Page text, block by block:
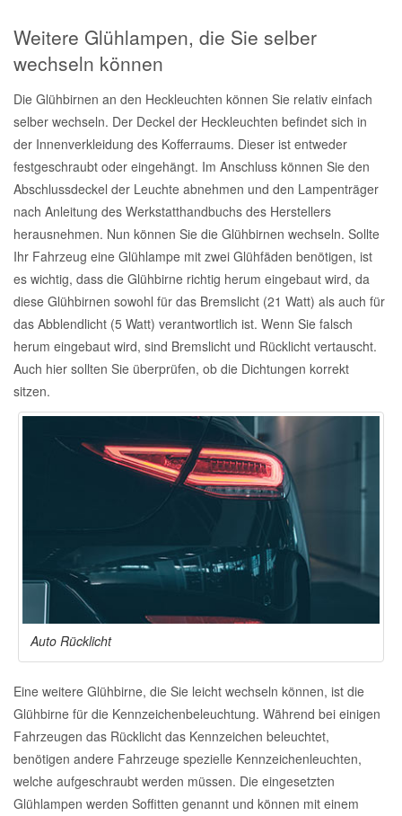
Weitere Glühlampen, die Sie selber
wechseln können
Die Glühbirnen an den Heckleuchten können Sie relativ einfach
selber wechseln. Der Deckel der Heckleuchten befindet sich in
der Innenverkleidung des Kofferraums. Dieser ist entweder
festgeschraubt oder eingehängt. Im Anschluss können Sie den
Abschlussdeckel der Leuchte abnehmen und den Lampenträger
nach Anleitung des Werkstatthandbuchs des Herstellers
herausnehmen. Nun können Sie die Glühbirnen wechseln. Sollte
Ihr Fahrzeug eine Glühlampe mit zwei Glühfäden benötigen, ist
es wichtig, dass die Glühbirne richtig herum eingebaut wird, da
diese Glühbirnen sowohl für das Bremslicht (21 Watt) als auch für
das Abblendlicht (5 Watt) verantwortlich ist. Wenn Sie falsch
herum eingebaut wird, sind Bremslicht und Rücklicht vertauscht.
Auch hier sollten Sie überprüfen, ob die Dichtungen korrekt
sitzen.
Auto Rücklicht
Eine weitere Glühbirne, die Sie leicht wechseln können, ist die
Glühbirne für die Kennzeichenbeleuchtung. Während bei einigen
Fahrzeugen das Rücklicht das Kennzeichen beleuchtet,
benötigen andere Fahrzeuge spezielle Kennzeichenleuchten,
welche aufgeschraubt werden müssen. Die eingesetzten
Glühlampen werden Soffitten genannt und können mit einem